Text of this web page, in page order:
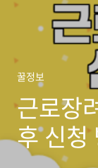
꿀정보
근로장
후 신청